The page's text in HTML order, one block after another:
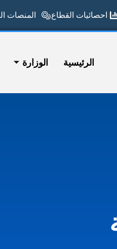
احصائيات القطاع المنصات
الرئيسية الوزارة